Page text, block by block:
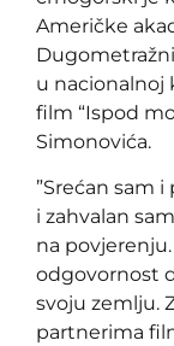
Američke
u nacionalnoj
film “Ispod
Simonovića.
”Srećan sam
i zahvalan
na
odgovornost
svoju zemlju.
partnerima